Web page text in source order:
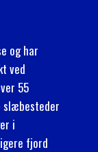
og har
ved
55
slæbesteder
i
fjord